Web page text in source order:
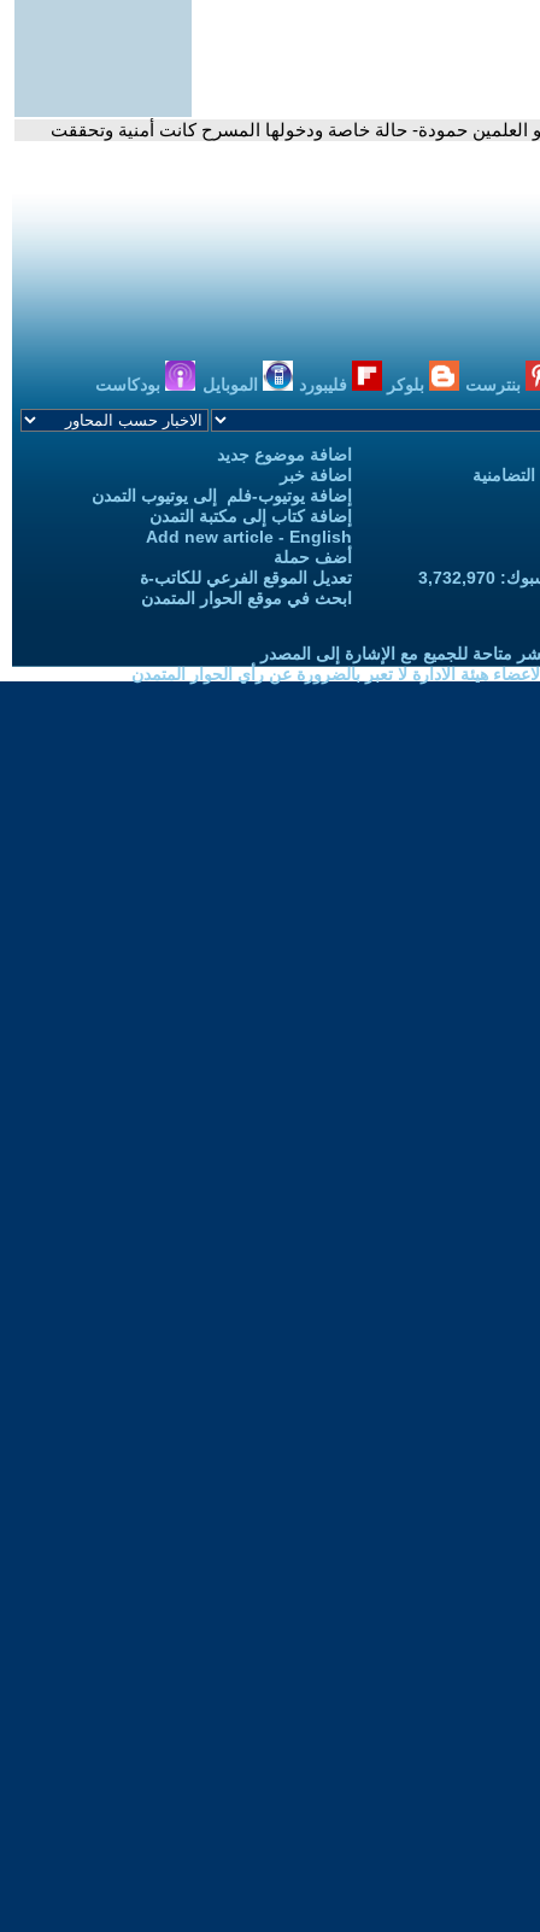
حمودة- حالة خاصة ودخولها المسرح كانت أمنية وتحققت
بنترست بلوكر فليبورد الموبايل بودكاست
اضافة موضوع جديد
اضافة خبر
إضافة يوتيوب-فلم إلى يوتيوب التمدن
إضافة كتاب إلى مكتبة التمدن
Add new article - English
أضف حملة
تعديل الموقع الفرعي للكاتب-ة
ابحث في موقع الحوار المتمدن
متاحة للجميع مع الإشارة إلى المصدر
هيئة الادارة لا تعبر بالضرورة عن رأي الحوار المتمدن